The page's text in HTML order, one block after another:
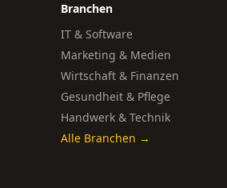
Branchen
IT & Software
Marketing & Medien
Wirtschaft & Finanzen
Gesundheit & Pflege
Handwerk & Technik
Alle Branchen →